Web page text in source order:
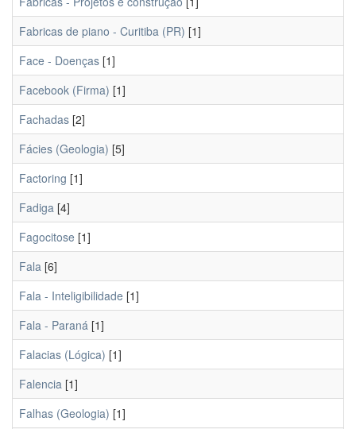
Fabricas de piano - Curitiba (PR) [1]
Face - Doenças [1]
Facebook (Firma) [1]
Fachadas [2]
Fácies (Geologia) [5]
Factoring [1]
Fadiga [4]
Fagocitose [1]
Fala [6]
Fala - Inteligibilidade [1]
Fala - Paraná [1]
Falacias (Lógica) [1]
Falencia [1]
Falhas (Geologia) [1]